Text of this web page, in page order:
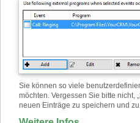
Sie können so viele
möchten. Vergessen Sie bitte nicht,
neuen Einträge zu speichern und